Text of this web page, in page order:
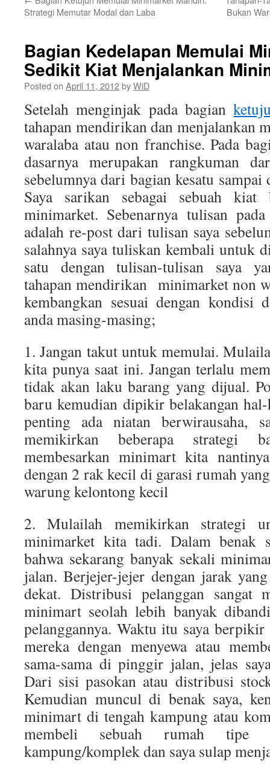
Strategi Memutar Modal dan Laba
Bukan
Bagian Kedelapan Memulai
Sedikit Kiat Menjalankan
Posted on April 11, 2012byWiD
Setelah menginjak pada bagian
tahapan mendirikan dan menjalankan
waralaba atau non franchise. Pada
dasarnya merupakan rangkuman
sebelumnya dari bagian kesatu
Saya sarikan sebagai sebuah kiat
minimarket. Sebenarnya tulisan
adalah re-post dari tulisan saya
salahnya saya tuliskan kembali untuk
satu dengan tulisan-tulisan saya
tahapan mendirikan minimarket non
kembangkan sesuai dengan kondisi
anda masing-masing;
1. Jangan takut untuk memulai.
kita punya saat ini. Jangan terlalu
tidak akan laku barang yang dijual.
baru kemudian dipikir belakangan
penting ada niatan berwirausaha,
memikirkan beberapa strategi
membesarkan minimart kita
dengan 2 rak kecil di garasi rumah
warung kelontong kecil
2. Mulailah memikirkan strategi
minimarket kita tadi. Dalam benak
bahwa sekarang banyak sekali
jalan. Berjejer-jejer dengan jarak
dekat. Distribusi pelanggan sangat
minimart seolah lebih banyak
pelanggannya. Waktu itu saya
mereka dengan menyewa atau
sama-sama di pinggir jalan, jelas
Dari sisi pasokan atau distribusi
Kemudian muncul di benak saya,
minimart di tengah kampung atau
membeli sebuah rumah tipe
kampung/komplek dan saya sulap